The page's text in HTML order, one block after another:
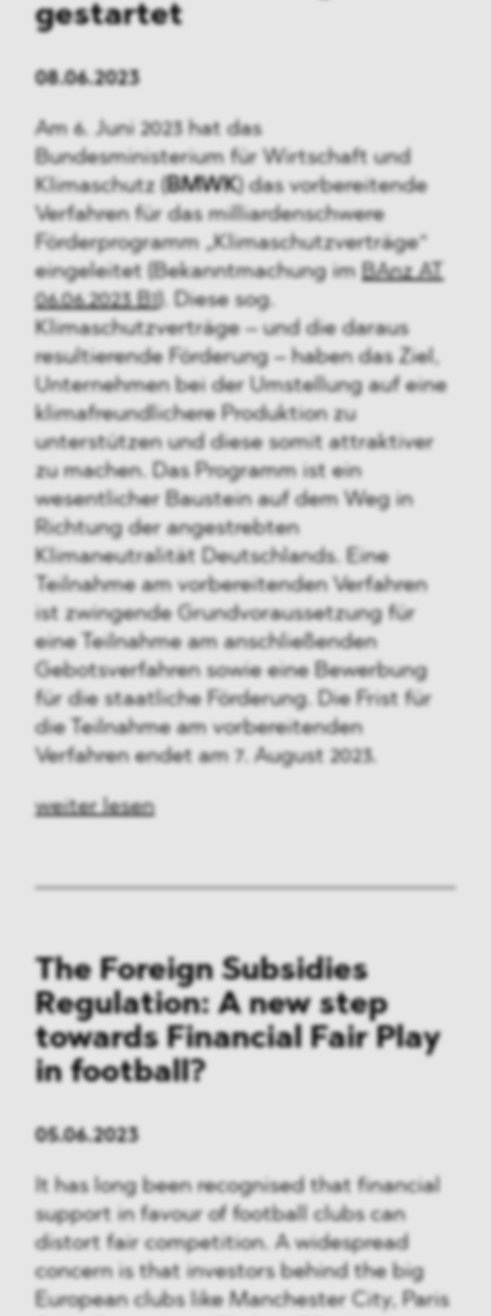
gestartet
08.06.2023
Am 6. Juni 2023 hat das
Bundesministerium für Wirtschaft und
Klimaschutz (BMWK) das vorbereitende
Verfahren für das milliardenschwere
Förderprogramm „Klimaschutzverträge“
eingeleitet (Bekanntmachung im BAnz AT
06.06.2023 B1 ). Diese sog.
Klimaschutzverträge – und die daraus
resultierende Förderung – haben das Ziel,
Unternehmen bei der Umstellung auf eine
klimafreundlichere Produktion zu
unterstützen und diese somit attraktiver
zu machen. Das Programm ist ein
wesentlicher Baustein auf dem Weg in
Richtung der angestrebten
Klimaneutralität Deutschlands. Eine
Teilnahme am vorbereitenden Verfahren
ist zwingende Grundvoraussetzung für
eine Teilnahme am anschließenden
Gebotsverfahren sowie eine Bewerbung
für die staatliche Förderung. Die Frist für
die Teilnahme am vorbereitenden
Verfahren endet am 7. August 2023.
weiter lesen
The Foreign Subsidies
Regulation: A new step
towards Financial Fair Play
in football?
05.06.2023
It has long been recognised that financial
support in favour of football clubs can
distort fair competition. A widespread
concern is that investors behind the big
European clubs like Manchester City, Paris